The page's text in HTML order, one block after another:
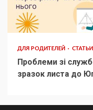
ДЛЯ РОДИТЕЛЕЙ СТАТЬИ
Проблеми зі
зразок листа до